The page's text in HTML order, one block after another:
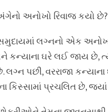
અનોખો રિવાજ કયો છે?
લગ્નનો એક
કન્યાના ઘરે લઈ જાય છે,
પછી, વરરાજા
કિસ્સામાં પ્રચલિત છે,